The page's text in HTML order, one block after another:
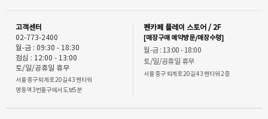
고객센터
02-773-2400
월-금 : 09:30 - 18:30
점심 : 12:00 - 13:00
토/일/공휴일 휴무
서울 중구 퇴계로 20길 43 펜타워
명동역 3번출구에서 도보5분
펜카페 플레이 스토어 / 2F
[매장구매 예약방문/매장수령]
월-금 : 13:00 - 18:00
토/일/공휴일 휴무
서울 중구 퇴계로 20길 43 펜타워 2층